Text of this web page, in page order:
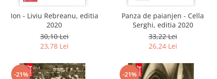
Ion - Liviu Rebreanu, editia
2020
30,10 Lei
23,78 Lei
Panza de paianjen - Cella
Serghi, editia 2020
33,22 Lei
26,24 Lei
-21% -21%